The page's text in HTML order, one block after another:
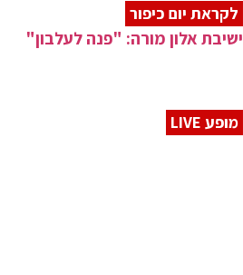
לקראת יום כיפור
ישיבת אלון מורה: "פנה לעלבון"
מופע LIVE